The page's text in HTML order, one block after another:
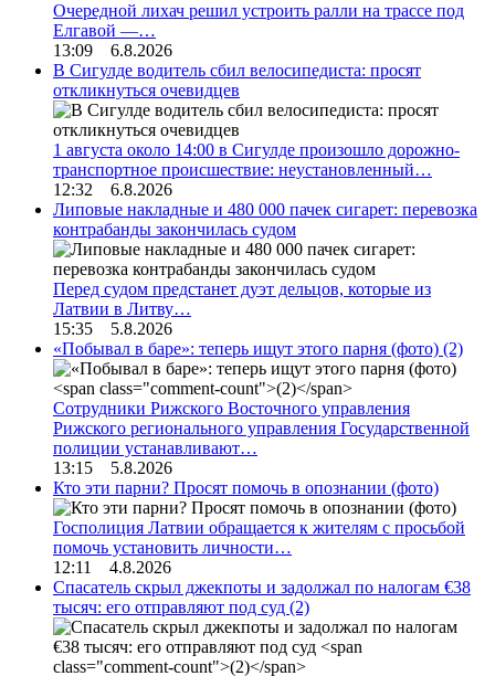
Очередной лихач решил устроить ралли на трассе под
Елгавой —…
13:09 6.8.2026
В Сигулде водитель сбил велосипедиста: просят
откликнуться очевидцев
1 августа около 14:00 в Сигулде произошло дорожно-
транспортное происшествие: неустановленный…
12:32 6.8.2026
Липовые накладные и 480 000 пачек сигарет: перевозка
контрабанды закончилась судом
Перед судом предстанет дуэт дельцов, которые из
Латвии в Литву…
15:35 5.8.2026
«Побывал в баре»: теперь ищут этого парня (фото) (2)
Сотрудники Рижского Восточного управления
Рижского регионального управления Государственной
полиции устанавливают…
13:15 5.8.2026
Кто эти парни? Просят помочь в опознании (фото)
Госполиция Латвии обращается к жителям с просьбой
помочь установить личности…
12:11 4.8.2026
Спасатель скрыл джекпоты и задолжал по налогам €38
тысяч: его отправляют под суд (2)